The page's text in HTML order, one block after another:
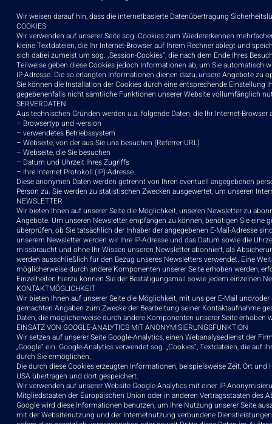
Wir weisen darauf hin, dass die internetbasierte Datenübertragung
COOKIES
Wir verwenden auf unserer Seite sog. Cookies zum Wiedererkennen
kleine Textdateien, die Ihr Internet-Browser auf Ihrem Rechner ablegt und
sich dabei zumeist um sog. „Session-Cookies“, die nach dem Ende Ihres
Teilweise geben diese Cookies jedoch Informationen ab, um Sie automatisch
IP-Adresse. Die so erlangten Informationen dienen dazu, unsere Angebote
Sie können die Installation der Cookies durch eine entsprechende Einstellung
gegebenenfalls nicht sämtliche Funktionen unserer Website vollumfänglich
SERVERDATEN
Aus technischen Gründen werden u.a. folgende Daten, die Ihr Internet-
– Browsertyp und -version
– verwendetes Betriebssystem
– Webseite, von der aus Sie uns besuchen (Referrer URL)
– Webseite, die Sie besuchen
– Datum und Uhrzeit Ihres Zugriffs
– Ihre Internet Protokoll (IP)-Adresse.
Diese anonymen Daten werden getrennt von Ihren eventuell angegebenen
Person zu. Sie werden zu statistischen Zwecken ausgewertet, um unseren
NEWSLETTER
Wir bieten Ihnen auf unserer Seite die Möglichkeit, unseren Newsletter zu
Angebote. Um unseren Newsletter empfangen zu können, benötigen Sie eine
überprüfen, ob Sie tatsächlich der Inhaber der angegebenen E-Mail-Adresse
unserem Newsletter werden wir Ihre IP-Adresse und das Datum sowie die
missbraucht und ohne Ihr Wissen unseren Newsletter abonniert, als
werden ausschließlich für den Bezug unseres Newsletters verwendet. Eine
möglicherweise durch andere Komponenten unserer Seite erhoben werden,
Einzelheiten hierzu können Sie der Bestätigungsmail sowie jedem einzelnen
KONTAKTMÖGLICHKEIT
Wir bieten Ihnen auf unserer Seite die Möglichkeit, mit uns per E-Mail und/
gemachten Angaben zum Zwecke der Bearbeitung seiner Kontaktaufnahme
Daten, die möglicherweise durch andere Komponenten unserer Seite erhoben
EINSATZ VON GOOGLE-ANALYTICS MIT ANONYMISIERUNGSFUNKTION
Wir setzen auf unserer Seite Google-Analytics, einen Webanalysedienst der
„Google“ ein. Google-Analytics verwendet sog. „Cookies“, Textdateien, die
durch Sie ermöglichen.
Die durch diese Cookies erzeugten Informationen, beispielsweise Zeit, Ort
USA übertragen und dort gespeichert.
Wir verwenden auf unserer Website Google-Analytics mit einer IP-
Mitgliedstaaten der Europäischen Union oder in anderen Vertragsstaaten
Google wird diese Informationen benutzen, um Ihre Nutzung unserer Seite
mit der Websitenutzung und der Internetnutzung verbundene